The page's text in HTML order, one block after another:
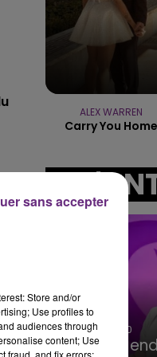
LE WEEK-
ALEX WARREN
Carry You Home
A
7h00 - 11h00
BEST OF
Store and/or
Use profiles to
audiences through
content; Use
fraud, and fix errors;
sans accepter